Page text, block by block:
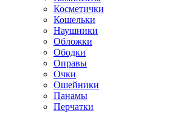
Косметички
Кошельки
Наушники
Обложки
Ободки
Оправы
Очки
Ошейники
Панамы
Перчатки